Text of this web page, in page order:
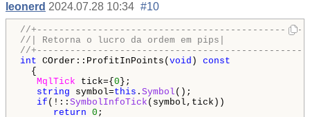
leonerd 2024.07.28 10:34 #10
//
//| Retorna o lucro da ordem em pips|
//
int COrder::ProfitInPoints( void ) const
{
MqlTick tick={ 0 };
string symbol=this . Symbol ();
if (!:: SymbolInfoTick (symbol,tick))
return 0 ;